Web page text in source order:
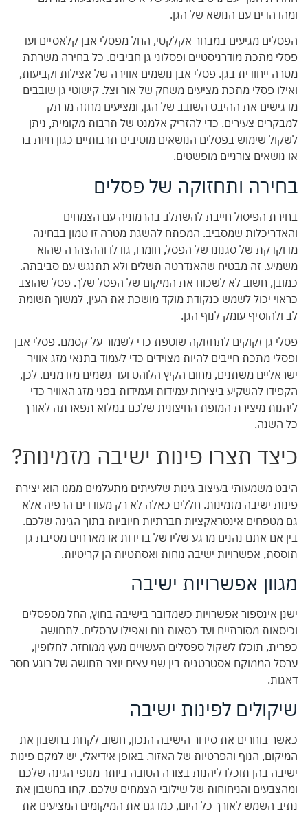
ומהדהדים עם הנושא של הגן.
הפסלים מגיעים במבחר אקלקטי, החל מפסלי אבן קלאסיים ועד
פסלי מתכת מודרניסטיים ופסלוני גן חביבים. כל בחירה משרתת
מטרה ייחודית בגן. פסלי אבן נושמים אווירה של אצילות וקביעות,
ואילו פסלי מתכת מציעים משחק של אור וצל. קישוטי גן שובבים
מדגישים את ההיבט השובב של הגן, ומציעים מחזה מרתק
למבקרים צעירים. כדי להזריק אלמנט של תרבות מקומית, ניתן
לשקול שימוש בפסלים הנושאים מוטיבים תרבותיים כגון חיות בר
או נושאים צורניים מופשטים.
בחירה ותחזוקה של פסלים
בחירת הפיסול חייבת להשתלב בהרמוניה עם הצמחים
והאדריכלות שמסביב. המפתח להשגת מטרה זו טמון בבחינה
מדוקדקת של סגנונו של הפסל, חומרו, גודלו וההצהרה שהוא
משמיע. זה מבטיח שהאנדרטה תשלים ולא תתנגש עם סביבתה.
כמובן, חשוב לא לשכוח את המיקום של הפסל שלך. פסל שהוצב
כראוי יכול לשמש כנקודת מוקד מושכת את העין, למשוך תשומת
לב ולהוסיף עומק לנוף הגן.
פסלי גן זקוקים לתחזוקה שוטפת כדי לשמור על קסמם. פסלי אבן
ופסלי מתכת חייבים להיות מצוידים כדי לעמוד בתנאי מזג אוויר
ישראליים משתנים, מחום הקיץ הלוהט ועד גשמים מזדמנים. לכן,
הקפידו להשקיע ביצירות עמידות ועמידות בפני מזג האוויר כדי
ליהנות מיצירת המופת החיצונית שלכם במלוא תפארתה לאורך
כל השנה.
כיצד תצרו פינות ישיבה מזמינות?
היבט משמעותי בעיצוב גינות שלעיתים מתעלמים ממנו הוא יצירת
פינות ישיבה מזמינות. חללים כאלה לא רק מעודדים הרפיה אלא
גם מטפחים אינטראקציות חברתיות חיוביות בתוך הגינה שלכם.
בין אם אתם נהנים מרגע שליו של בדידות או מארחים מסיבת גן
תוססת, אפשרויות ישיבה נוחות ואסתטיות הן קריטיות.
מגוון אפשרויות ישיבה
ישנן אינספור אפשרויות כשמדובר בישיבה בחוץ, החל מספסלים
וכיסאות מסורתיים ועד כסאות נוח ואפילו ערסלים. לתחושה
כפרית, תוכלו לשקול ספסלים העשויים מעץ ממוחזר. לחלופין,
ערסל הממוקם אסטרטגית בין שני עצים יוצר תחושה של רוגע חסר
דאגות.
שיקולים לפינות ישיבה
כאשר בוחרים את סידור הישיבה הנכון, חשוב לקחת בחשבון את
המיקום, הנוף והפרטיות של האזור. באופן אידיאלי, יש למקם פינות
ישיבה בהן תוכלו ליהנות בצורה הטובה ביותר מנופי הגינה שלכם
ומהצבעים והניחוחות של שילובי הצמחים שלכם. קחו בחשבון את
נתיב השמש לאורך כל היום, כמו גם את המיקומים המציעים את